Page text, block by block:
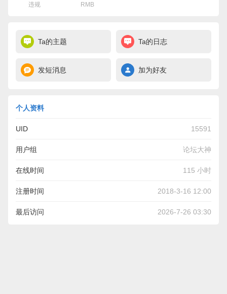
违规 RMB
Ta的主题 Ta的日志
发短消息 加为好友
个人资料
UID 15591
用户组 论坛大神
在线时间 115 小时
注册时间 2018-3-16 12:00
最后访问 2026-7-26 03:30